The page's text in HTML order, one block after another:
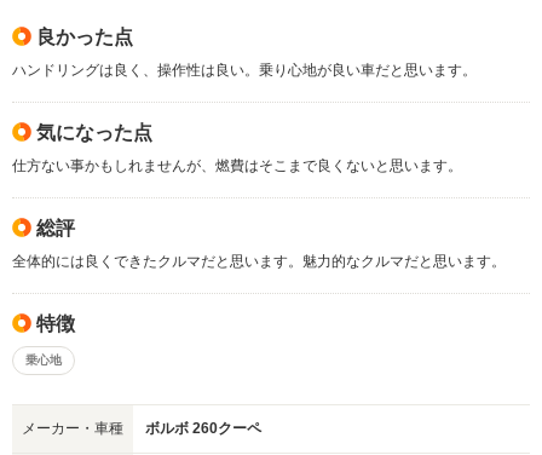
良かった点
ハンドリングは良く、操作性は良い。乗り心地が良い車だと思います。
気になった点
仕方ない事かもしれませんが、燃費はそこまで良くないと思います。
総評
全体的には良くできたクルマだと思います。魅力的なクルマだと思います。
特徴
乗心地
メーカー・車種 ボルボ 260クーペ